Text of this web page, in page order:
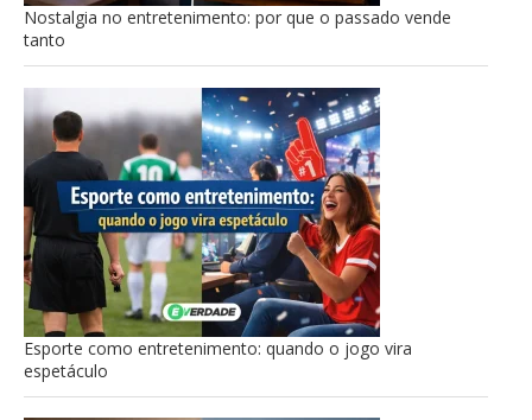
Nostalgia no entretenimento: por que o passado vende
tanto
Esporte como entretenimento: quando o jogo vira
espetáculo